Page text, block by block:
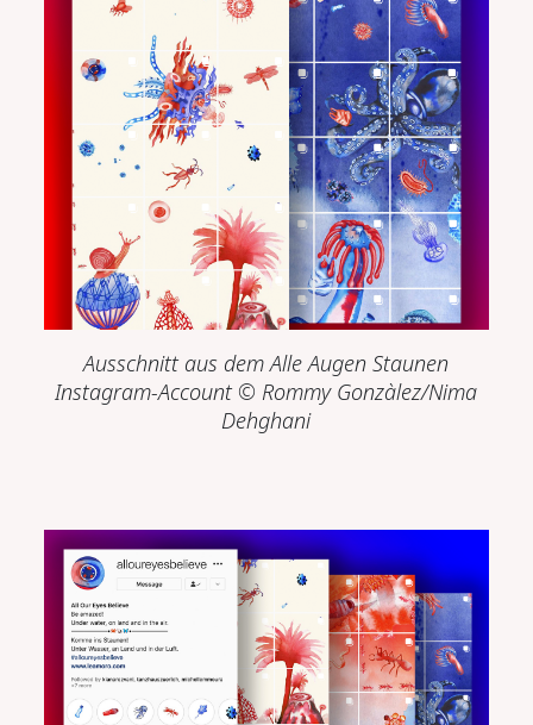
Ausschnitt aus demAlle Augen Staunen
Instagram-Account © Rommy Gonzàlez/Nima
Dehghani